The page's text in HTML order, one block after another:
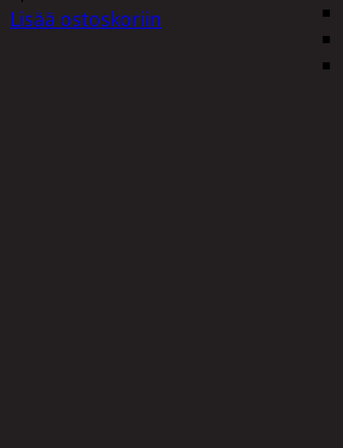
Lisää ostoskoriin